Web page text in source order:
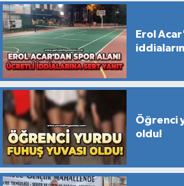
Erol
Öğrenci
oldu!